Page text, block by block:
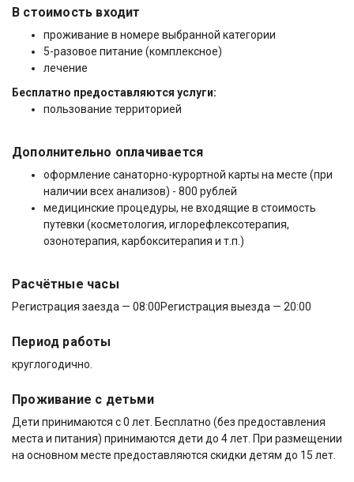
В стоимость входит
проживание в номере выбранной категории
5-разовое питание (комплексное)
лечение
Бесплатно предоставляются услуги:
пользование территорией
Дополнительно оплачивается
оформление санаторно-курортной карты на месте (при
наличии всех анализов) - 800 рублей
медицинские процедуры, не входящие в стоимость
путевки (косметология, иглорефлексотерапия,
озонотерапия, карбокситерапия и т.п.)
Расчётные часы
Регистрация заезда — 08:00Регистрация выезда — 20:00
Период работы
круглогодично.
Проживание с детьми
Дети принимаются с 0 лет. Бесплатно (без предоставления
места и питания) принимаются дети до 4 лет. При размещении
на основном месте предоставляются скидки детям до 15 лет.